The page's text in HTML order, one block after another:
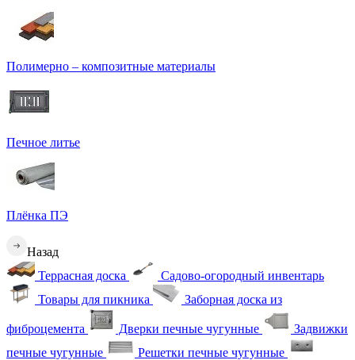
Полимерно – композитные материалы
Печное литье
Плёнка ПЭ
Назад
Террасная доска
Садово-огородный инвентарь
Товары для пикника
Заборная доска из
фиброцемента Дверки печные чугунные
Задвижки
печные чугунные
Решетки печные чугунные